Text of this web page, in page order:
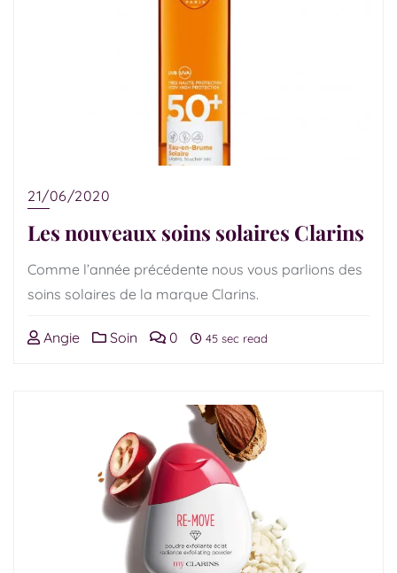
21/06/2020
Les nouveaux soins solaires Clarins
Comme l’année précédente nous vous parlions des
soins solaires de la marque Clarins.
Angie Soin 0 45 sec read